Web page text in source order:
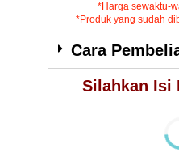
*Harga sewaktu-
*Produk yang sudah
Cara
Silahkan Isi